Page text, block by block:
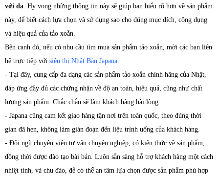
với da . Hy vọng những thông tin này sẽ giúp bạn hiểu rõ hơn về sản phẩm
này, để biết cách lựa chọn và sử dụng sao cho đúng mục đích, công dụng
và hiệu quả của tảo xoắn.
Bên cạnh đó, nếu có nhu cầu tìm mua sản phẩm tảo xoắn, mời các bạn liên
hệ trực tiếp với siêu thị Nhật Bản Japana.
- Tại đây, cung cấp đa dạng các sản phẩm tảo xoắn chính hãng của Nhật,
đáp ứng đầy đủ các chứng nhận về độ an toàn, hiệu quả, cũng như chất
lượng sản phẩm. Chắc chắn sẽ làm khách hàng hài lòng.
- Japana cũng cam kết giao hàng tận nơi trên toàn quốc, theo đúng thời
gian đã hẹn, không làm gián đoạn đến liệu trình uống của khách hàng.
- Đội ngũ chuyên viên tư vấn chuyên nghiệp, có kiến thức về sản phẩm,
đồng thời được đào tạo bài bản. Luôn sẵn sàng hỗ trợ khách hàng một cách
nhiệt tình, và chu đáo, để có thể an tâm lựa chọn được sản phẩm phù hợp